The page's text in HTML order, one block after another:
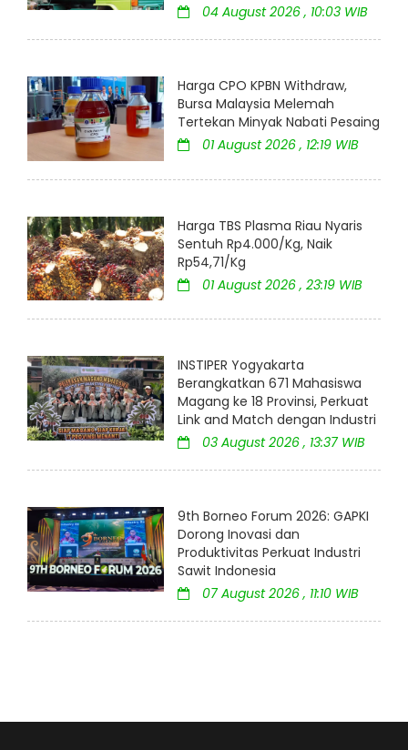
04 August 2026 , 10:03 WIB
Harga CPO KPBN Withdraw,
Bursa Malaysia Melemah
Tertekan Minyak Nabati Pesaing
01 August 2026 , 12:19 WIB
Harga TBS Plasma Riau Nyaris
Sentuh Rp4.000/Kg, Naik
Rp54,71/Kg
01 August 2026 , 23:19 WIB
INSTIPER Yogyakarta
Berangkatkan 671 Mahasiswa
Magang ke 18 Provinsi, Perkuat
Link and Match dengan Industri
03 August 2026 , 13:37 WIB
9th Borneo Forum 2026: GAPKI
Dorong Inovasi dan
Produktivitas Perkuat Industri
Sawit Indonesia
07 August 2026 , 11:10 WIB